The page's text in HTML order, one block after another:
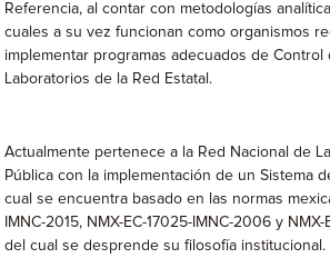
Referencia, al contar con metodologías
cuales a su vez funcionan como organismos
implementar programas adecuados de Control
Laboratorios de la Red Estatal.
Actualmente pertenece a la Red Nacional de
Pública con la implementación de un Sistema
cual se encuentra basado en las normas
IMNC-2015, NMX-EC-17025-IMNC-2006 y NMX-
del cual se desprende su filosofía institucional.